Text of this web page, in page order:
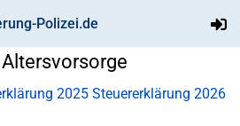
Polizei.de
Altersvorsorge
2025 Steuererklärung 2026